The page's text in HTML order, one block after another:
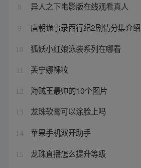
8 异人之下电影版在线观看真人
9 唐朝诡事录西行纪2剧情分集介绍
10 狐妖小红娘泳装系列在哪看
芙宁娜裸妆
12 海贼王最帅的10个图片
13 龙珠软膏可以涂脸上吗
14 苹果手机双开助手
15 龙珠直播怎么提升等级